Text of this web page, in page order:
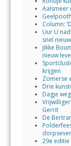
Aalsmeer
Column:
Uur U
snel
Jikke
nieuw
krijgen
Zomerse
Drie
Dagje
Gerrit
De
29e